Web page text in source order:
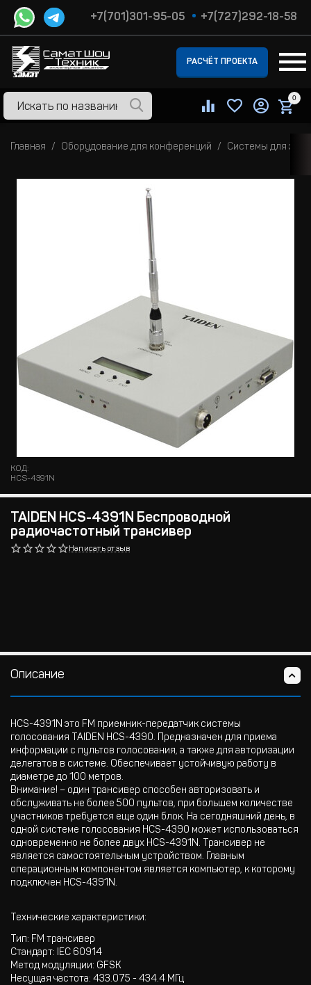
+7(701)301-95-05 +7(727)292-18-58
РАСЧЁТ ПРОЕКТА
0
Главная Оборудование для конференций Системы для
КОД:
HCS-4391N
TAIDEN HCS-4391N Беспроводной
радиочастотный трансивер
Написать отзыв
Описание
HCS-4391N это FM приемник-передатчик системы
голосования TAIDEN HCS-4390. Предназначен для приема
информации с пультов голосования, а также для авторизации
делегатов в системе. Обеспечивает устойчивую работу в
диаметре до 100 метров.
Внимание! – один трансивер способен авторизовать и
обслуживать не более 500 пультов, при большем количестве
участников требуется еще один блок. На сегодняшний день, в
одной системе голосования HCS-4390 может использоваться
одновременно не более двух HCS-4391N. Трансивер не
является самостоятельным устройством. Главным
операционным компонентом является компьютер, к которому
подключен HCS-4391N.
Технические характеристики:
Тип: FM трансивер
Стандарт: IEC 60914
Метод модуляции: GFSK
Несущая частота: 433.075 - 434.4 МГц